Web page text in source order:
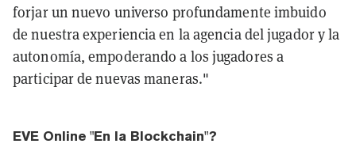
forjar un nuevo universo profundamente imbuido
de nuestra experiencia en la agencia del jugador y la
autonomía, empoderando a los jugadores a
participar de nuevas maneras."
EVE Online "En la Blockchain"?